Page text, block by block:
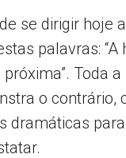
se dirigir hoje
palavras: “A
Toda a
o contrário,
dramáticas